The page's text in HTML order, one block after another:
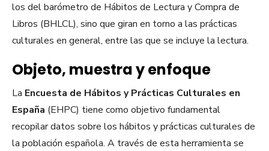
los del barómetro de Hábitos de Lectura y Compra de
Libros (BHLCL), sino que giran en torno a las prácticas
culturales en general, entre las que se incluye la lectura.
Objeto, muestra y enfoque
La Encuesta de Hábitos y Prácticas Culturales en
España (EHPC) tiene como objetivo fundamental
recopilar datos sobre los hábitos y prácticas culturales de
la población española. A través de esta herramienta se